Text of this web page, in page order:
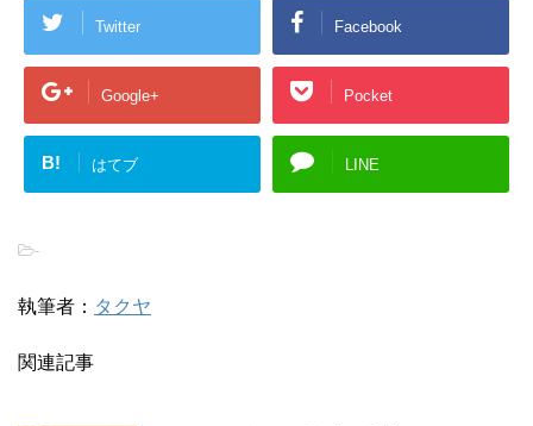
Twitter Facebook
Google+ Pocket
B! はてブ LINE
-
執筆者： タクヤ
関連記事